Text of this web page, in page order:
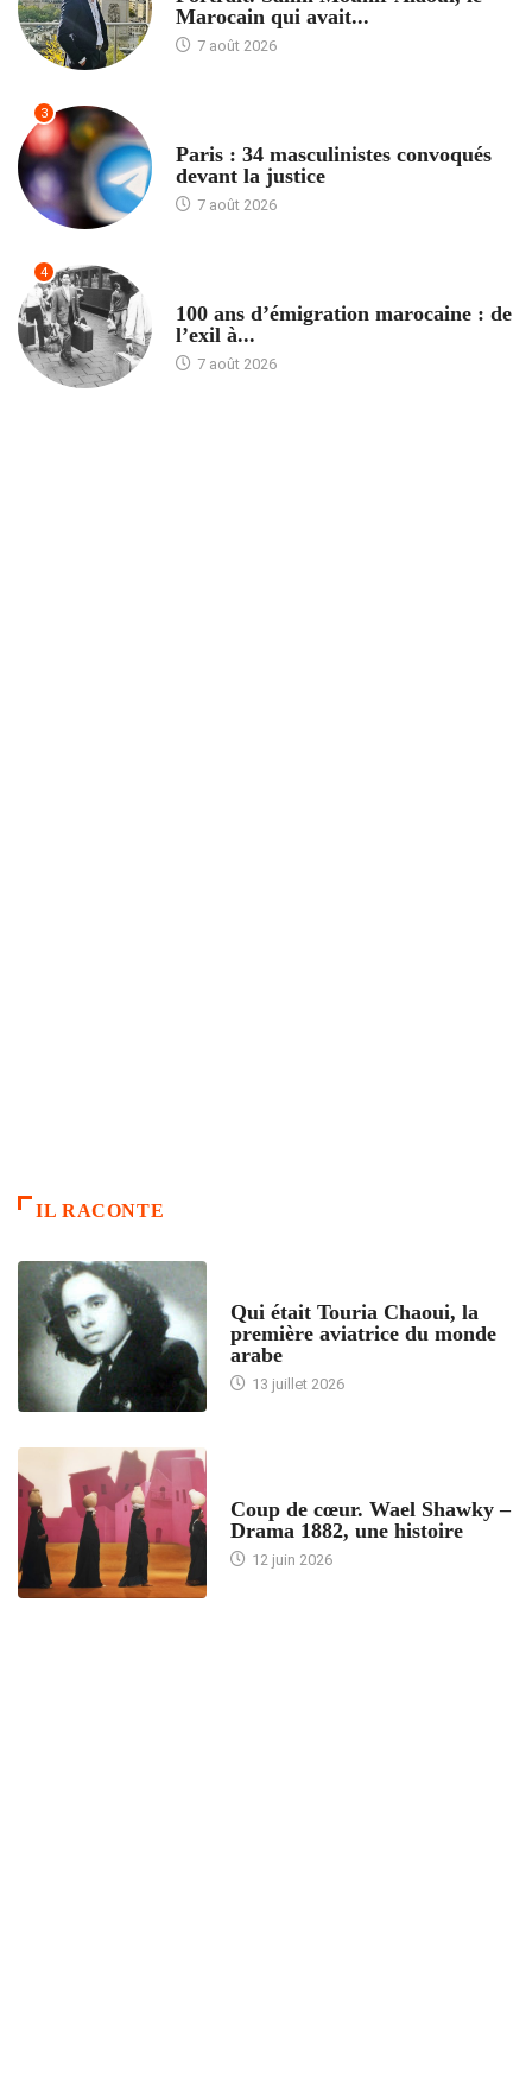
Marocain qui avait...
7 août 2026
3
Paris : 34 masculinistes convoqués
devant la justice
7 août 2026
4
100 ans d’émigration marocaine : de
l’exil à...
7 août 2026
IL RACONTE
Qui était Touria Chaoui, la
première aviatrice du monde
arabe
13 juillet 2026
Coup de cœur. Wael Shawky –
Drama 1882, une histoire
12 juin 2026